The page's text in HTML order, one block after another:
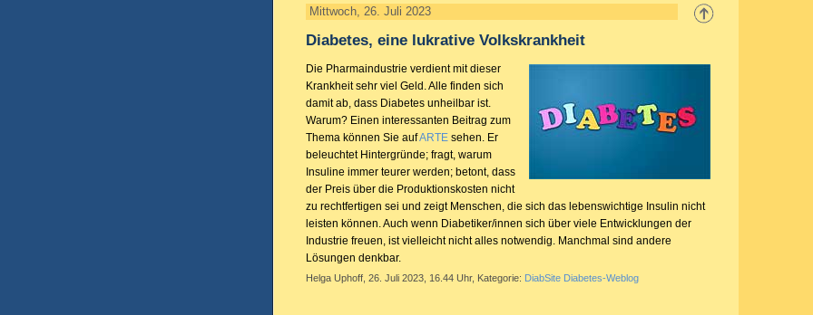
Mittwoch, 26. Juli 2023
Diabetes, eine lukrative Volkskrankheit
Die Pharmaindustrie verdient mit dieser
Krankheit sehr viel Geld. Alle finden sich
damit ab, dass Diabetes unheilbar ist.
Warum? Einen interessanten Beitrag zum
Thema können Sie aufARTE sehen. Er
beleuchtet Hintergründe; fragt, warum
Insuline immer teurer werden; betont, dass
der Preis über die Produktionskosten nicht
zu rechtfertigen sei und zeigt Menschen, die sich das lebenswichtige Insulin nicht
leisten können. Auch wenn Diabetiker/innen sich über viele Entwicklungen der
Industrie freuen, ist vielleicht nicht alles notwendig. Manchmal sind andere
Lösungen denkbar.
Helga Uphoff, 26. Juli 2023, 16.44 Uhr, Kategorie: DiabSite Diabetes-Weblog